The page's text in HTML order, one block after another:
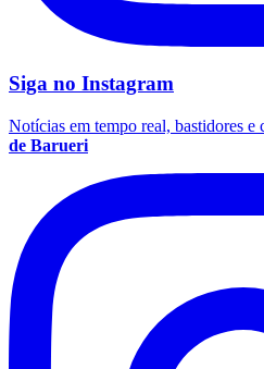
Siga no Instagram
Notícias em tempo real, bastidores
de Barueri